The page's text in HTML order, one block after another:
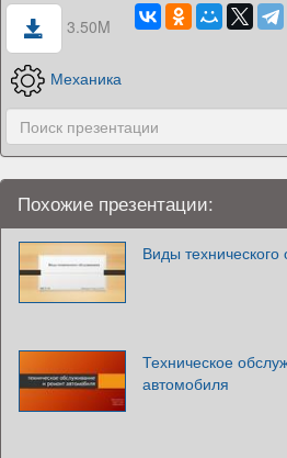
3.50M
Механика
Похожие презентации:
Виды
Техническое
автомобиля